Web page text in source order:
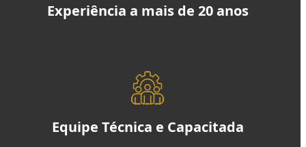
Experiência a mais de 20 anos
Equipe Técnica e Capacitada